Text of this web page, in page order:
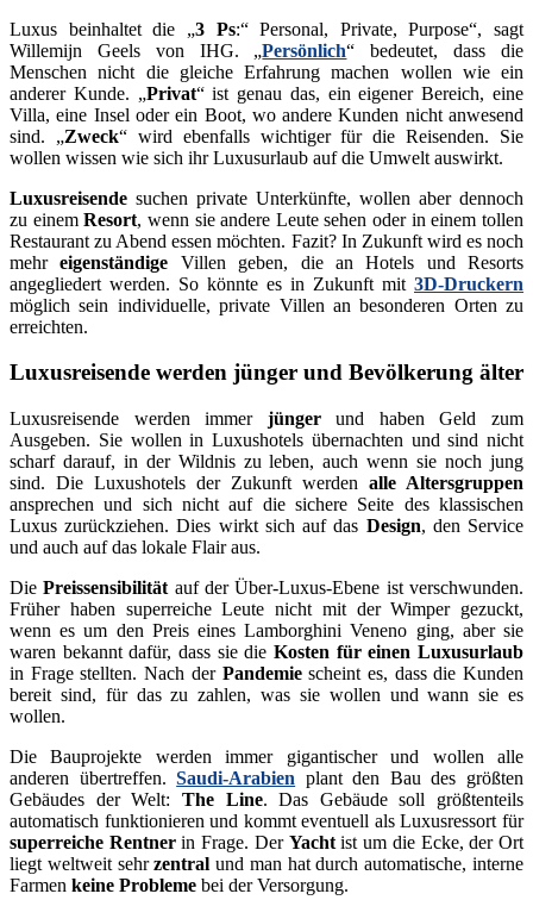
Luxus beinhaltet die „3 Ps:“ Personal, Private, Purpose“, sagt
Willemijn Geels von IHG. „Persönlich“ bedeutet, dass die
Menschen nicht die gleiche Erfahrung machen wollen wie ein
anderer Kunde. „Privat“ ist genau das, ein eigener Bereich, eine
Villa, eine Insel oder ein Boot, wo andere Kunden nicht anwesend
sind. „Zweck“ wird ebenfalls wichtiger für die Reisenden. Sie
wollen wissen wie sich ihr Luxusurlaub auf die Umwelt auswirkt.
Luxusreisende suchen private Unterkünfte, wollen aber dennoch
zu einemResort, wenn sie andere Leute sehen oder in einem tollen
Restaurant zu Abend essen möchten. Fazit? In Zukunft wird es noch
mehreigenständige Villen geben, die an Hotels und Resorts
angegliedert werden. So könnte es in Zukunft mit 3D-Druckern
möglich sein individuelle, private Villen an besonderen Orten zu
erreichten.
Luxusreisende werden jünger und Bevölkerung älter
Luxusreisende werden immer jüngerund haben Geld zum
Ausgeben. Sie wollen in Luxushotels übernachten und sind nicht
scharf darauf, in der Wildnis zu leben, auch wenn sie noch jung
sind. Die Luxushotels der Zukunft werden alle Altersgruppen
ansprechen und sich nicht auf die sichere Seite des klassischen
Luxus zurückziehen. Dies wirkt sich auf das Design, den Service
und auch auf das lokale Flair aus.
DiePreissensibilität auf der Über-Luxus-Ebene ist verschwunden.
Früher haben superreiche Leute nicht mit der Wimper gezuckt,
wenn es um den Preis eines Lamborghini Veneno ging, aber sie
waren bekannt dafür, dass sie die Kosten für einen Luxusurlaub
in Frage stellten. Nach der Pandemiescheint es, dass die Kunden
bereit sind, für das zu zahlen, was sie wollen und wann sie es
wollen.
Die Bauprojekte werden immer gigantischer und wollen alle
anderen übertreffen.Saudi-Arabien plant den Bau des größten
Gebäudes der Welt: The Line. Das Gebäude soll größtenteils
automatisch funktionieren und kommt eventuell als Luxusressort für
superreiche Rentnerin Frage. Der Yachtist um die Ecke, der Ort
liegt weltweit sehrzentral und man hat durch automatische, interne
Farmen keine Probleme bei der Versorgung.